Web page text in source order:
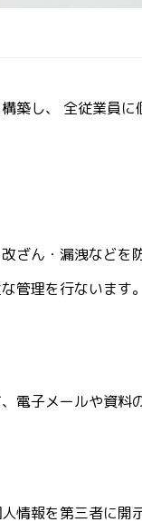
築し、 全従業員
ざん・漏洩などを
管理を行ないます。
子メールや資料
情報を第三者に開